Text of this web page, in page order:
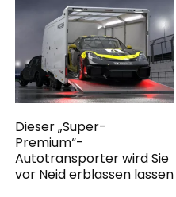
Dieser „Super-
Premium“-
Autotransporter wird Sie
vor Neid erblassen lassen